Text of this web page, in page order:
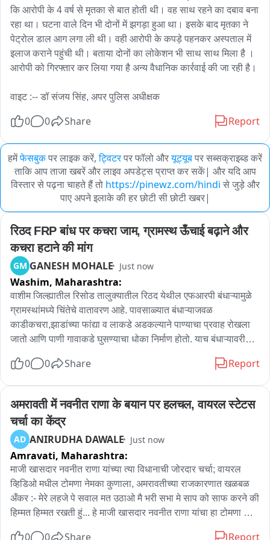
कि आरोपी के 4 वर्ष से मृतका से बात होती थी। वह साथ रहने का दबाव बना
रहा था। घटना वाले दिन भी दोनों में झगड़ा हुआ था। इसके बाद मृतका ने
पेट्रोल डाल आग लगा ली थी। वही आरोपी के कपड़े पहनकर अस्पताल में
इलाज कराने पहुंची थी। बताया दोनों का लोकेशन भी साथ साथ मिला है ।
आरोपी को गिरफ्तार कर लिया गया है अन्य वैधानिक कार्रवाई की जा रही है।
वाइट :-- डॉ संजय सिंह, अपर पुलिस अधीक्षक
0 0 Share Report
हमेंफेसबुकपर लाइक करें, ट्विटरपर फॉलो औरयूट्यूबपर सब्सक्राइब्ड करें
ताकि आप ताजा खबरें और लाइव अपडेट्स प्राप्त कर सकें| और यदि आप
विस्तार से पढ़ना चाहते हैं तो https://pinewz.com/hindi से जुड़े और
पाए अपने इलाके की हर छोटी सी छोटी खबर|
रिठद FRP बांध पर कचरा जाम, ग्रामस्थ ऊँचाई बढ़ाने और
कचरा हटाने की मांग
GM GANESH MOHALE Just now
Washim, Maharashtra:
वाशीम जिल्ह्यातील रिसोड तालुक्यातील रिठद येथील एफआरपी बंधाऱ्यामुळे
ग्रामस्थांमध्ये चिंतेचे वातावरण आहे. पावसाळ्यात बंधाऱ्याजवळ
काडीकचरा,झाडांच्या फांद्या व लाकडे अडकल्याने पाण्याचा प्रवाह रोखला
जातो आणि पाणी गावाकडे घुसण्याचा धोका निर्माण होतो. याच बंधाऱ्यावरील
वाहतुकीलाही अडथळा निर्माण होतो. त्यामुळे जलसंधारण विभागाने तातडीने
हटवावा,अशी मागणी ग्रामस्थांनी केली आहे.
0 0 Share Report
अमरावती में नवनीत राणा के बयान पर हलचल, वायरल स्टेटस
चर्चा का केंद्र
AD ANIRUDHA DAWALE Just now
Amravati, Maharashtra:
माजी खासदार नवनीत राणा यांच्या त्या विधानाची जोरदार चर्चा; वायरल
व्हिडिओ मधील टोमणा नेमका कुणाला, अमरावतीच्या राजकारणात खळबळ
अँकर :- मेरे लहजे पे सवाल मत उठाओ मै भरी सभा मे साप को साफ करने की
हिम्मत हिम्मत रखती हुं... हे माजी खासदार नवनीत राणा यांचा हा टोमणा
0 0 Share Report